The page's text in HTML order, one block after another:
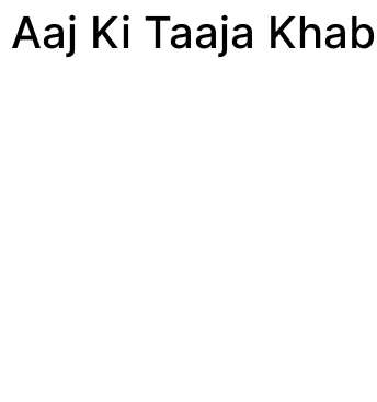
Aaj Ki Taaja